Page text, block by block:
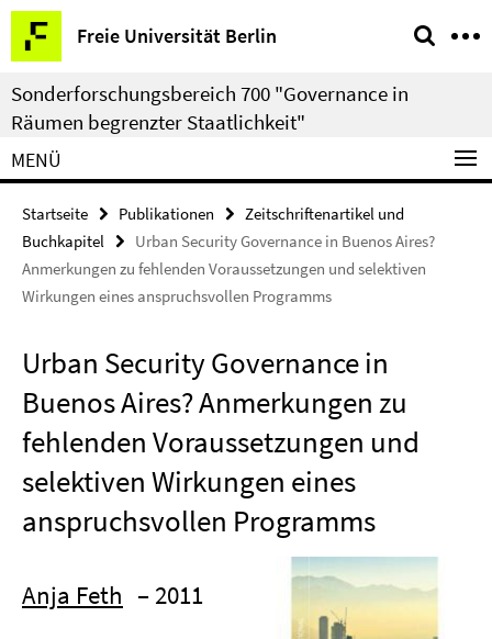
Springe
direkt
zu
Inhalt
Freie Universität Berlin
Service-
Navigation
Sonderforschungsbereich 700 "Governance in
Räumen begrenzter Staatlichkeit"
MENÜ
Startseite Publikationen
Zeitschriftenartikel und
Buchkapitel
Urban Security Governance in Buenos Aires?
Anmerkungen zu fehlenden Voraussetzungen und selektiven
Wirkungen eines anspruchsvollen Programms
Urban Security Governance in
Buenos Aires? Anmerkungen zu
fehlenden Voraussetzungen und
selektiven Wirkungen eines
anspruchsvollen Programms
Anja Feth – 2011